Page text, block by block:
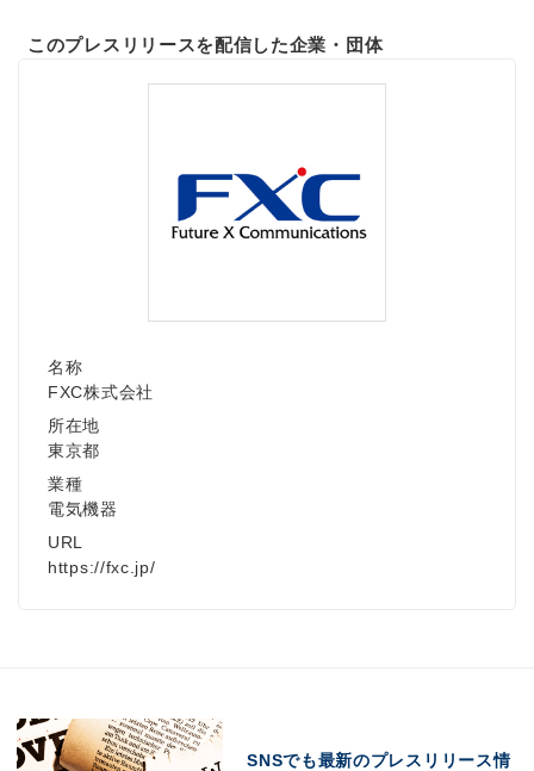
このプレスリリースを配信した企業・団体
名称
FXC株式会社
所在地
東京都
業種
電気機器
URL
https://fxc.jp/
SNSでも最新のプレスリリース情